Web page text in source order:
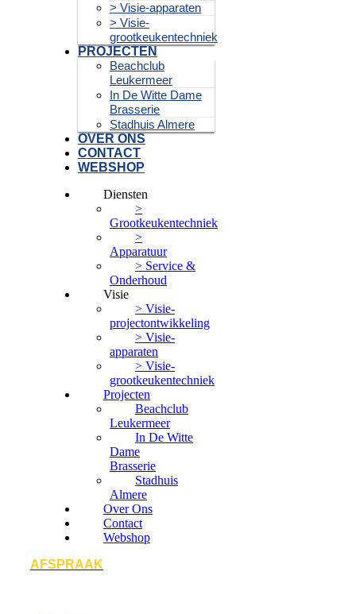
> Visie-apparaten
> Visie-
grootkeukentechniek
PROJECTEN
Beachclub
Leukermeer
In De Witte Dame
Brasserie
Stadhuis Almere
OVER ONS
CONTACT
WEBSHOP
Diensten
>
Grootkeukentechniek
>
Apparatuur
> Service &
Onderhoud
Visie
> Visie-
projectontwikkeling
> Visie-
apparaten
> Visie-
grootkeukentechniek
Projecten
Beachclub
Leukermeer
In De Witte
Dame
Brasserie
Stadhuis
Almere
Over Ons
Contact
Webshop
AFSPRAAK